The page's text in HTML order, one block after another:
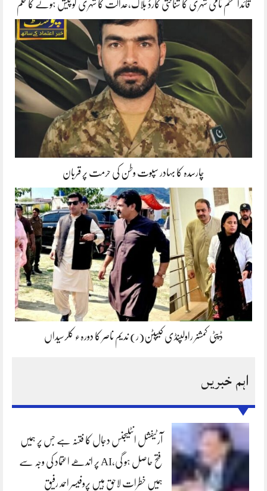
قائداعظم نامی شہری کا شناختی کارڈ بلاک،عدالت کا شہری کو پیش ہونے کا حکم
چارسدہ کا بہادر سپوت وطن کی حرمت پر قربان
ڈپٹی کمشنر راولپنڈی کیپٹن(ر) ندیم ناصر کا دورہء کلرسیداں
اہم خبریں
آرٹیفشل انٹلیجنس دجال کا فتنہ ہے جس پر ہمیں
فتح حاصل ہو گی،AI پر اندھے اعتماد کی وجہ سے
ہمیں خطرات لاحق ہیں پروفیسر احمد رفیق